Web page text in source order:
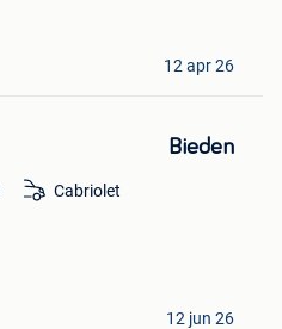
12 apr 26
Bieden
Cabriolet
12 jun 26